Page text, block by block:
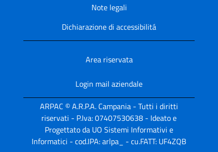
Note legali
Dichiarazione di accessibilitá
Area riservata
Login mail aziendale
ARPAC © A.R.P.A. Campania - Tutti i diritti
riservati - P.Iva: 07407530638 - Ideato e
Progettato da UO Sistemi Informativi e
Informatici - cod.IPA: arlpa_ - cu.FATT: UF4ZQB